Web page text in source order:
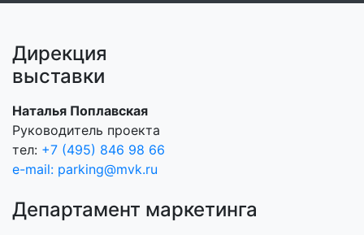
Дирекция
выставки
Наталья Поплавская
Руководитель проекта
тел: +7 (495) 846 98 66
e-mail: parking@mvk.ru
Департамент маркетинга